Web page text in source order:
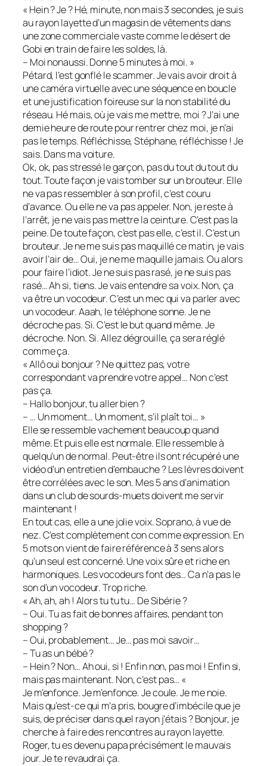
« Hein ? Je ? Hé, minute, non mais 3 secondes, je suis
au rayon layette d’un magasin de vêtements dans
une zone commerciale vaste comme le désert de
Gobi en train de faire les soldes, là.
– Moi nonaussi. Donne 5 minutes à moi. »
Pétard, l’est gonflé le scammer. Je vais avoir droit à
une caméra virtuelle avec une séquence en boucle
et une justification foireuse sur la non stabilité du
réseau. Hé mais, où je vais me mettre, moi ? J’ai une
demie heure de route pour rentrer chez moi, je n’ai
pas le temps. Réfléchisse, Stéphane, réfléchisse ! Je
sais. Dans ma voiture.
Ok, ok, pas stressé le garçon, pas du tout du tout du
tout. Toute façon je vais tomber sur un brouteur. Elle
ne va pas ressembler à son profil, c’est couru
d’avance. Ou elle ne va pas appeler. Non, je reste à
l’arrêt, je ne vais pas mettre la ceinture. C’est pas la
peine. De toute façon, c’est pas elle, c’est il. C’est un
brouteur. Je ne me suis pas maquillé ce matin, je vais
avoir l’air de… Oui, je ne me maquille jamais. Ou alors
pour faire l’idiot. Je ne suis pas rasé, je ne suis pas
rasé… Ah si, tiens. Je vais entendre sa voix. Non, ça
va être un vocodeur. C’est un mec qui va parler avec
un vocodeur. Aaah, le téléphone sonne. Je ne
décroche pas. Si. C’est le but quand même. Je
décroche. Non. Si. Allez dégrouille, ça sera réglé
comme ça.
« Allô oui bonjour ? Ne quittez pas, votre
correspondant va prendre votre appel… Non c’est
pas ça.
– Hallo bonjour, tu aller bien ?
– … Un moment… Un moment, s’il plaît toi… »
Elle se ressemble vachement beaucoup quand
même. Et puis elle est normale. Elle ressemble à
quelqu’un de normal. Peut-être ils ont récupéré une
vidéo d’un entretien d’embauche ? Les lèvres doivent
être corrélées avec le son. Mes 5 ans d’animation
dans un club de sourds-muets doivent me servir
maintenant !
En tout cas, elle a une jolie voix. Soprano, à vue de
nez. C’est complètement con comme expression. En
5 mots on vient de faire référence à 3 sens alors
qu’un seul est concerné. Une voix sûre et riche en
harmoniques. Les vocodeurs font des… Ca n’a pas le
son d’un vocodeur. Trop riche.
« Ah, ah, ah ! Alors tu tu tu… De Sibérie ?
– Oui. Tu as fait de bonnes affaires, pendant ton
shopping ?
– Oui, probablement… Je… pas moi savoir…
– Tu as un bébé ?
– Hein ? Non… Ah oui, si ! Enfin non, pas moi ! Enfin si,
mais pas maintenant. Non, c’est pas… «
Je m’enfonce. Je m’enfonce. Je coule. Je me noie.
Mais qu’est-ce qui m’a pris, bougre d’imbécile que je
suis, de préciser dans quel rayon j’étais ? Bonjour, je
cherche à faire des rencontres au rayon layette.
Roger, tu es devenu papa précisément le mauvais
jour. Je te revaudrai ça.